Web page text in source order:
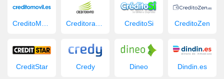
CreditoMovil.es Creditorapid CreditoSi CreditoZen
CreditStar Credy Dineo Dindin.es